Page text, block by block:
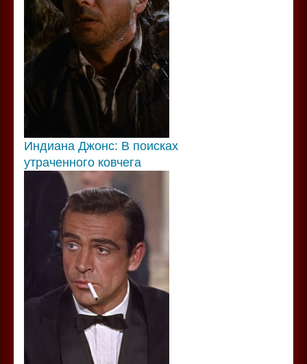
Индиана Джонс: В поисках
утраченного ковчега